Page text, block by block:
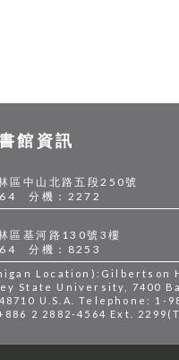
館資訊
區中山北路五段250號
分機：2272
區基河路130號3樓
分機：8253
Location):Gilbertson
State University, 7400
U.S.A. Telephone: 1-
2 2882-4564 Ext.